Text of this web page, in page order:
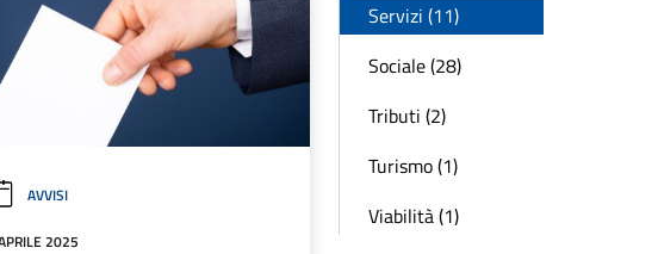
AVVISI
2025
Servizi (11)
Sociale (28)
Tributi (2)
Turismo (1)
Viabilità (1)